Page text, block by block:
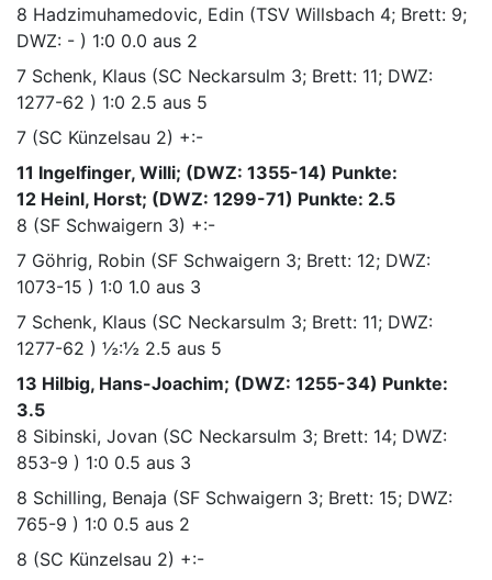
8 Hadzimuhamedovic, Edin (TSV Willsbach 4; Brett: 9;
DWZ: - ) 1:0 0.0 aus 2
7 Schenk, Klaus (SC Neckarsulm 3; Brett: 11; DWZ:
1277-62 ) 1:0 2.5 aus 5
7 (SC Künzelsau 2) +:-
11 Ingelfinger, Willi; (DWZ: 1355-14) Punkte:
12 Heinl, Horst; (DWZ: 1299-71) Punkte: 2.5
8 (SF Schwaigern 3) +:-
7 Göhrig, Robin (SF Schwaigern 3; Brett: 12; DWZ:
1073-15 ) 1:0 1.0 aus 3
7 Schenk, Klaus (SC Neckarsulm 3; Brett: 11; DWZ:
1277-62 ) ½:½ 2.5 aus 5
13 Hilbig, Hans-Joachim; (DWZ: 1255-34) Punkte:
3.5
8 Sibinski, Jovan (SC Neckarsulm 3; Brett: 14; DWZ:
853-9 ) 1:0 0.5 aus 3
8 Schilling, Benaja (SF Schwaigern 3; Brett: 15; DWZ:
765-9 ) 1:0 0.5 aus 2
8 (SC Künzelsau 2) +:-